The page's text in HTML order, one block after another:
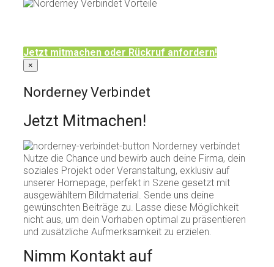
Jetzt mitmachen oder Rückruf anfordern!
×
Norderney Verbindet
Jetzt Mitmachen!
Norderney verbindet
Nutze die Chance und bewirb auch deine Firma, dein
soziales Projekt oder Veranstaltung, exklusiv auf
unserer Homepage, perfekt in Szene gesetzt mit
ausgewähltem Bildmaterial. Sende uns deine
gewünschten Beiträge zu. Lasse diese Möglichkeit
nicht aus, um dein Vorhaben optimal zu präsentieren
und zusätzliche Aufmerksamkeit zu erzielen.
Nimm Kontakt auf